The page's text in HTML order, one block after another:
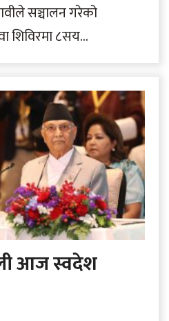
सञ्चालन गरेको
शिविरमा ८सय
आज स्वदेश